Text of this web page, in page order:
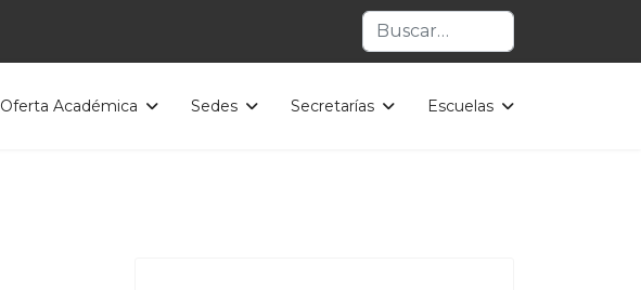
Buscar
Oferta Académica Sedes Secretarías Escuelas